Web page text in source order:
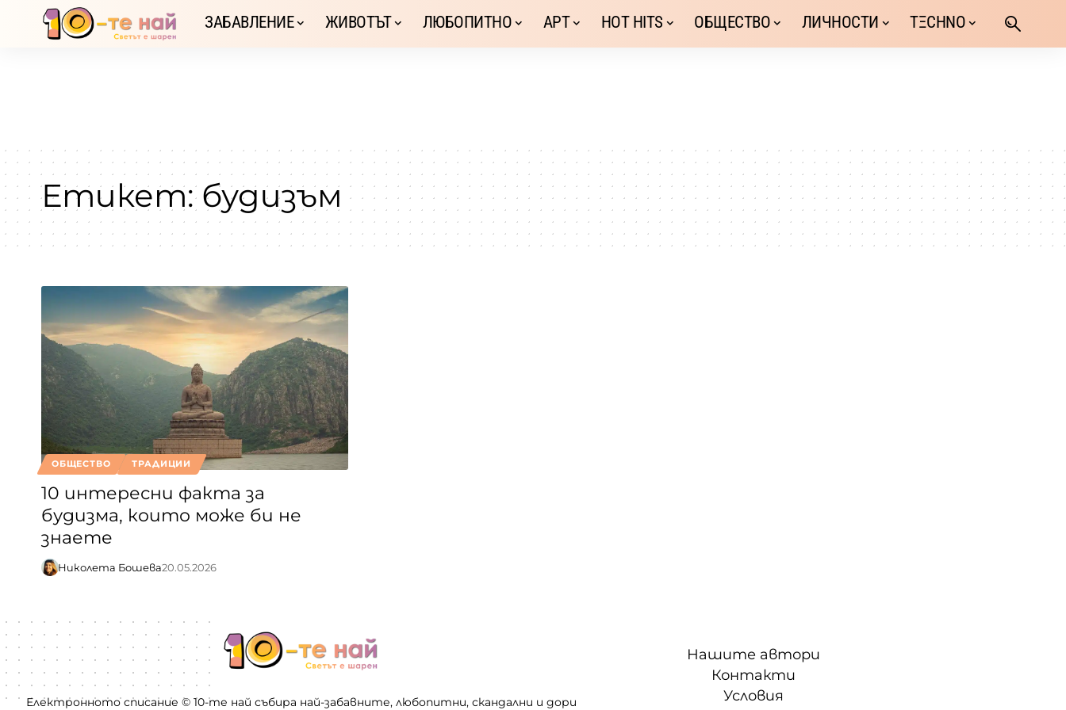
ЗАБАВЛЕНИЕ ЖИВОТЪТ ЛЮБОПИТНО АРТ HOT HITS ОБЩЕСТВО ЛИЧНОСТИ TΞCHNO
Етикет:будизъм
ОБЩЕСТВО ТРАДИЦИИ
10 интересни факта за
будизма, които може би не
знаете
Николета Бошева20.05.2026
Електронното списание © 10-те най събира най-забавните, любопитни, скандални и дори
Нашите автори
Контакти
Условия